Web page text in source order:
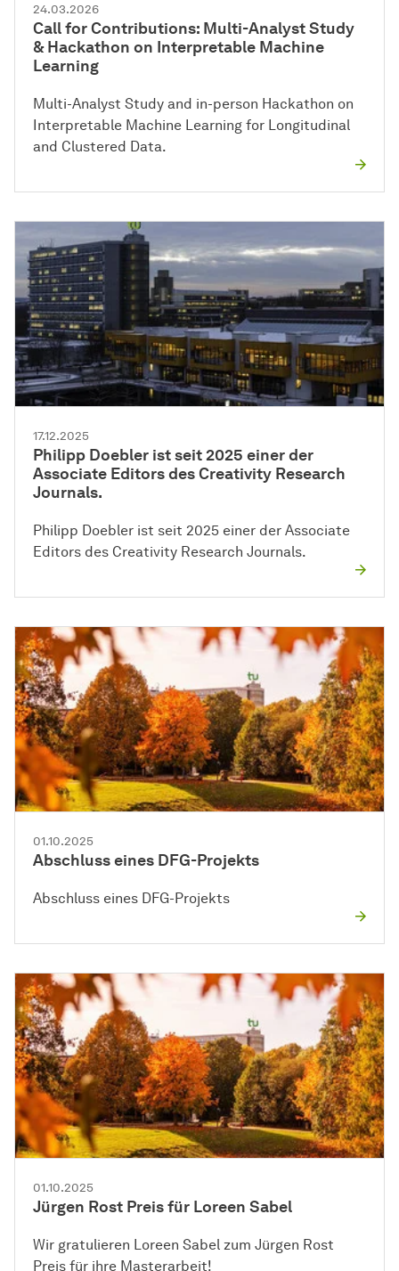
24.03.2026
Call for Contributions: Multi-Analyst Study
& Hackathon on Interpretable Machine
Learning
Multi-Analyst Study and in-person Hackathon on
Interpretable Machine Learning for Longitudinal
and Clustered Data.
17.12.2025
Philipp Doebler ist seit 2025 einer der
Associate Editors des Creativity Research
Journals.
Philipp Doebler ist seit 2025 einer der Associate
Editors des Creativity Research Journals.
01.10.2025
Abschluss eines DFG-Projekts
Abschluss eines DFG-Projekts
01.10.2025
Jürgen Rost Preis für Loreen Sabel
Wir gratulieren Loreen Sabel zum Jürgen Rost
Preis für ihre Masterarbeit!